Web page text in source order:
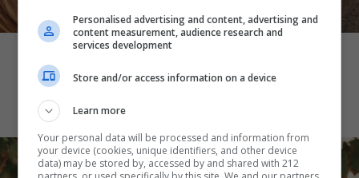
THE ART OF LIFE
Παγκόσμια Ημέρα για την Ηπατίτιδα: 8
μύθοι και αλήθειες που πρέπει να
Personalised advertising and content, advertising and
content measurement, audience research and
services development
Store and/or access information on a device
Learn more
Your personal data will be processed and information from
your device (cookies, unique identifiers, and other device
data) may be stored by, accessed by and shared with 212